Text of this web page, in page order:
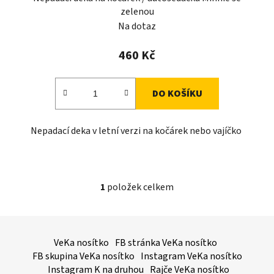
zelenou
Na dotaz
460 Kč
DO KOŠÍKU
Nepadací deka v letní verzi na kočárek nebo vajíčko
O
d
a
1 položek celkem
VeKa nosítko FB stránka VeKa nosítko
FB skupina VeKa nosítko Instagram VeKa nosítko
Instagram K na druhou Rajče VeKa nosítko